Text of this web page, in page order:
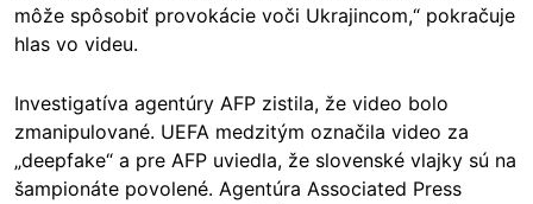
môže spôsobiť provokácie voči Ukrajincom,“ pokračuje
hlas vo videu.
Investigatíva agentúry AFP zistila, že video bolo
zmanipulované. UEFA medzitým označila video za
„deepfake“ a pre AFP uviedla, že slovenské vlajky sú na
šampionáte povolené. Agentúra Associated Press